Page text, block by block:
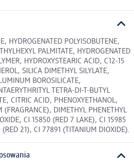
HYDROGENATED POLYISOBUTENE,
PALMITATE, HYDROGENATED
HYDROXYSTEARIC ACID, C12-15
SILICA DIMETHYL SILYLATE,
BOROSILICATE,
TETRA-DI-T-BUTYL
CITRIC ACID, PHENOXYETHANOL,
(FRAGRANCE), DIMETHYL PHENETHYL
CI 15850 (RED 7 LAKE), CI 15985
21), CI 77891 (TITANIUM DIOXIDE).